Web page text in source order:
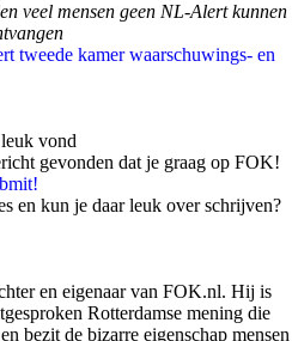
veel mensen geen NL-Alert kunnen
tweede kamer waarschuwings- en
vond
gevonden dat je graag op FOK!
en kun je daar leuk over schrijven?
en eigenaar van FOK.nl. Hij is
Rotterdamse mening die
bezit de bizarre eigenschap mensen